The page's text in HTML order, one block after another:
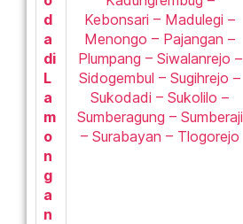
d
a
di
L
a
m
o
n
g
a
n
Kebonsari – Madulegi –
Menongo – Pajangan –
Plumpang – Siwalanrejo –
Sidogembul – Sugihrejo –
Sukodadi – Sukolilo –
Sumberagung – Sumberaji
– Surabayan – Tlogorejo